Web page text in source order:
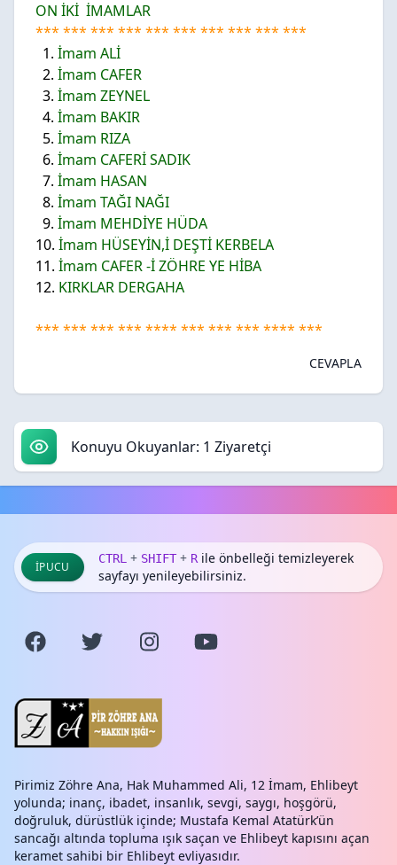
ON İKİ İMAMLAR
*** *** *** *** *** *** *** *** *** ***
1. İmam ALİ
2. İmam CAFER
3. İmam ZEYNEL
4. İmam BAKIR
5. İmam RIZA
6. İmam CAFERİ SADIK
7. İmam HASAN
8. İmam TAĞI NAĞI
9. İmam MEHDİYE HÜDA
10. İmam HÜSEYİN,İ DEŞTİ KERBELA
11. İmam CAFER -İ ZÖHRE YE HİBA
12. KIRKLAR DERGAHA
*** *** *** *** **** *** *** *** **** ***
CEVAPLA
Konuyu Okuyanlar: 1 Ziyaretçi
İPUCU
CTRL + SHIFT + Rile önbelleği temizleyerek
sayfayı yenileyebilirsiniz.
Pirimiz Zöhre Ana, Hak Muhammed Ali, 12 İmam, Ehlibeyt
yolunda; inanç, ibadet, insanlık, sevgi, saygı, hoşgörü,
doğruluk, dürüstlük içinde; Mustafa Kemal Atatürk’ün
sancağı altında topluma ışık saçan ve Ehlibeyt kapısını açan
keramet sahibi bir Ehlibeyt evliyasıdır.